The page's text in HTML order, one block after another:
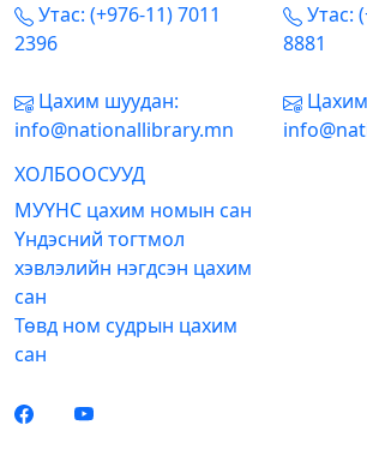
Утас: (+976-11) 7011
2396
Цахим шуудан:
info@nationallibrary.mn
Утас:
8881
ХОЛБООСУУД
МУҮНС цахим номын сан
Үндэсний тогтмол
хэвлэлийн нэгдсэн цахим
сан
Төвд ном судрын цахим
сан